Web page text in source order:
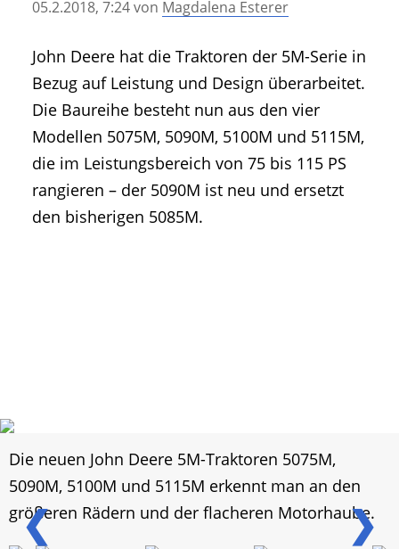
• Geschichte und Geschichten
• Mitteilung der Redaktion
• Agritechnica Neuheiten Archiv
• Artikel nach Hersteller/Marke
05.2.2018, 7:24von Magdalena Esterer
John Deere hat die Traktoren der 5M-Serie in
Bezug auf Leistung und Design überarbeitet.
Die Baureihe besteht nun aus den vier
Modellen 5075M, 5090M, 5100M und 5115M,
die im Leistungsbereich von 75 bis 115 PS
rangieren – der 5090M ist neu und ersetzt
den bisherigen 5085M.
❮ ❯
Die neuen John Deere 5M-Traktoren 5075M,
5090M, 5100M und 5115M erkennt man an den
größeren Rädern und der flacheren Motorhaube.